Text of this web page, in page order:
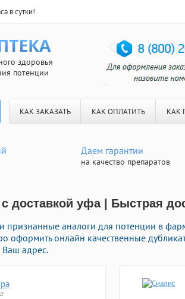
в сутки!
здоровья
потенции
КАК ЗАКАЗАТЬ КАК ОПЛАТИТЬ КАК
Даем гарантии
на качество препаратов
доставкой уфа | Быстрая
признанные аналоги для потенции в
оформить онлайн качественные
Ваш адрес.